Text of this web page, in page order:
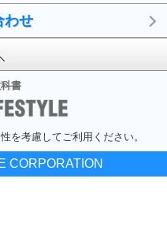
わせ
書
を考慮してご利用ください。
CORPORATION